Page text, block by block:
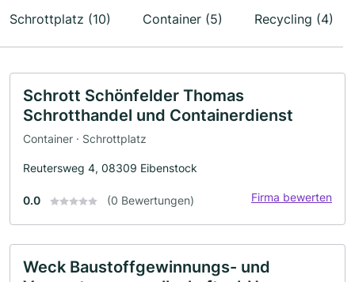
Schrottplatz (10) Container (5) Recycling (4)
Schrott Schönfelder Thomas
Schrotthandel und Containerdienst
Container · Schrottplatz
Reutersweg 4, 08309 Eibenstock
0.0 (0 Bewertungen) Firma bewerten
Weck Baustoffgewinnungs- und